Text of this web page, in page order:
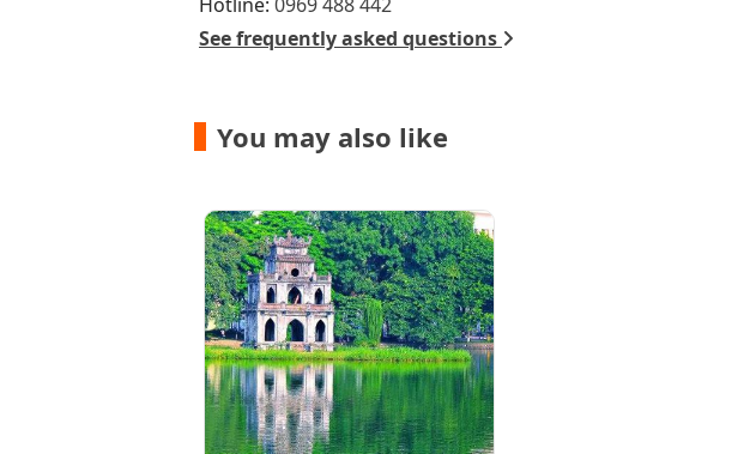
See frequently asked questions
You may also like